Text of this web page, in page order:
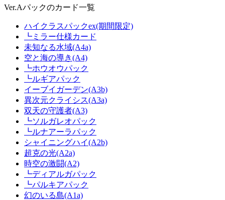
Ver.Aパックのカード一覧
ハイクラスパックex(期間限定)
┗ミラー仕様カード
未知なる水域(A4a)
空と海の導き(A4)
┗ホウオウパック
┗ルギアパック
イーブイガーデン(A3b)
異次元クライシス(A3a)
双天の守護者(A3)
┗ソルガレオパック
┗ルナアーラパック
シャイニングハイ(A2b)
超克の光(A2a)
時空の激闘(A2)
┗ディアルガパック
┗パルキアパック
幻のいる島(A1a)